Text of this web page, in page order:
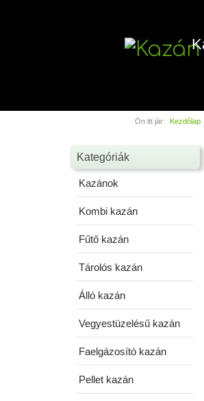
Ön itt jár: Kezdőlap
Kategóriák
Kazánok
Kombi kazán
Fűtő kazán
Tárolós kazán
Álló kazán
Vegyestüzelésű kazán
Faelgázosító kazán
Pellet kazán